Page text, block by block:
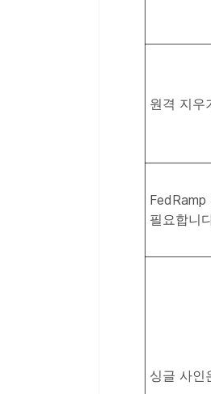
원격 지우
FedRamp
필요합니
싱글 사인